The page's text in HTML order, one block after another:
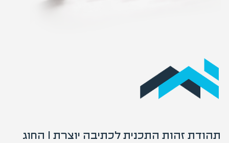
תהודת זהות התכנית לכתיבה יוצרת I החוג